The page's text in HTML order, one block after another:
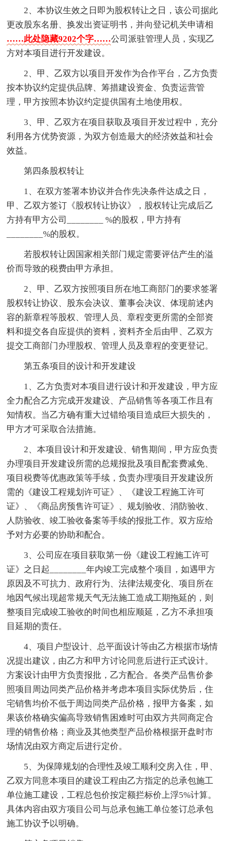
2、本协议生效之日即为股权转让之日，该公司据此
更改股东名册、换发出资证明书，并向登记机关申请相
……此处隐藏9202个字……公司派驻管理人员，实现乙
方对本项目进行开发建设。
2、甲、乙双方以项目开发作为合作平台，乙方负责
按本协议约定提供品牌、筹措建设资金、负责运营管
理，甲方按照本协议约定提供国有土地使用权。
3、甲、乙双方在项目获取及项目开发过程中，充分
利用各方优势资源，为双方创造最大的经济效益和社会
效益。
第四条股权转让
1、在双方签署本协议并合作先决条件达成之日，
甲、乙双方签订《股权转让协议》，股权转让完成后乙
方持有甲方公司________ %的股权，甲方持有
________%的股权。
若股权转让因国家相关部门规定需要评估产生的溢
价而导致的税费由甲方承担。
2、甲、乙双方按照项目所在地工商部门的要求签署
股权转让协议、股东会决议、董事会决议、体现前述内
容的新章程等股权、管理人员、章程变更所需的全部资
料和提交各自应提供的资料，资料齐全后由甲、乙双方
提交工商部门办理股权、管理人员及章程的变更登记。
第五条项目的设计和开发建设
1、乙方负责对本项目进行设计和开发建设，甲方应
全力配合乙方完成开发建设、产品销售等各项工作且有
知情权。当乙方确有重大过错给项目造成巨大损失的，
甲方才可采取合法措施。
2、本项目设计和开发建设、销售期间，甲方应负责
办理项目开发建设所需的总规报批及项目配套费减免、
项目税费等优惠政策等手续，负责办理项目开发建设所
需的《建设工程规划许可证》、《建设工程施工许可
证》、《商品房预售许可证》、规划验收、消防验收、
人防验收、竣工验收备案等手续的报批工作。双方应给
予对方必要的协助和配合。
3、公司应在项目获取第一份《建设工程施工许可
证》之日起________年内竣工完成整个项目，如遇甲方
原因及不可抗力、政府行为、法律法规变化、项目所在
地因气候出现超常规天气无法施工造成工期拖延的，则
整项目完成竣工验收的时间也相应顺延，乙方不承担项
目延期的责任。
4、项目户型设计、总平面设计等由乙方根据市场情
况提出建议，由乙方和甲方讨论同意后进行正式设计。
方案设计由甲方负责报批，乙方配合。各类产品售价参
照项目周边同类产品价格并考虑本项目实际优势后，住
宅销售均价不低于周边同类产品价格，报甲方备案，如
果该价格确实偏高导致销售困难时可由双方共同商定合
理的销售价格；商业及其他类型产品价格根据开盘时市
场情况由双方商定后进行定价。
5、为保障规划的合理性及竣工顺利交房入住，甲、
乙双方同意本项目的建设工程由乙方指定的总承包施工
单位施工建设，工程总包价按定额拦标价上浮5%计算。
具体内容由双方项目公司与总承包施工单位签订总承包
施工协议予以明确。